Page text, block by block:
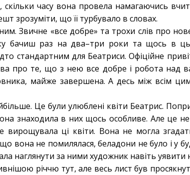
скільки часу вона провела намагаючись
зрозуміти, що її турбувало в словах.
Звичне «все добре» та трохи слів про
бачиш раз на два–три роки та щось в
стандартним для Беатриси. Офіційне
про те, що з нею все добре і робота над
майже завершена. А десь між всім
Це були улюблені квіти Беатрис.
знаходила в них щось особливе. Але це
вирощувала ці квіти. Вона не могла
вона не помилялася, беладони не було і у
наглянути за ними художник навіть уявити
річчю тут, але весь лист був